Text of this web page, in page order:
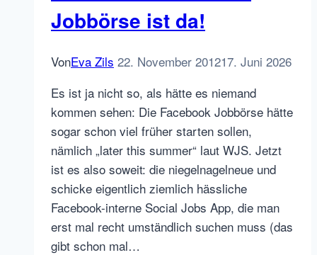
Jobbörse ist da!
VonEva Zils 22. November 201217. Juni 2026
Es ist ja nicht so, als hätte es niemand
kommen sehen: Die Facebook Jobbörse hätte
sogar schon viel früher starten sollen,
nämlich „later this summer“ laut WJS. Jetzt
ist es also soweit: die niegelnagelneue und
schicke eigentlich ziemlich hässliche
Facebook-interne Social Jobs App, die man
erst mal recht umständlich suchen muss (das
gibt schon mal…